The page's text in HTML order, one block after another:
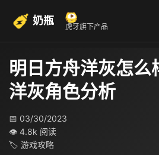
奶瓶 虎牙旗下产品
明日方舟洋灰怎么
洋灰角色分析
📅 03/30/2023
👁 4.8k 阅读
🏷 游戏攻略